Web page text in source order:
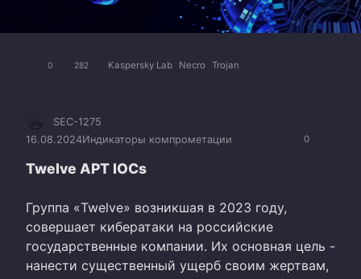
0 282 Kaspersky Lab Necro Trojan
0
SEC-1275
16.08.2024Индикаторы компрометации
Twelve APT IOCs
Группа «Twelve» возникшая в 2023 году,
совершает кибератаки на российские
государственные компании. Их основная цель -
нанести существенный ущерб своим жертвам,